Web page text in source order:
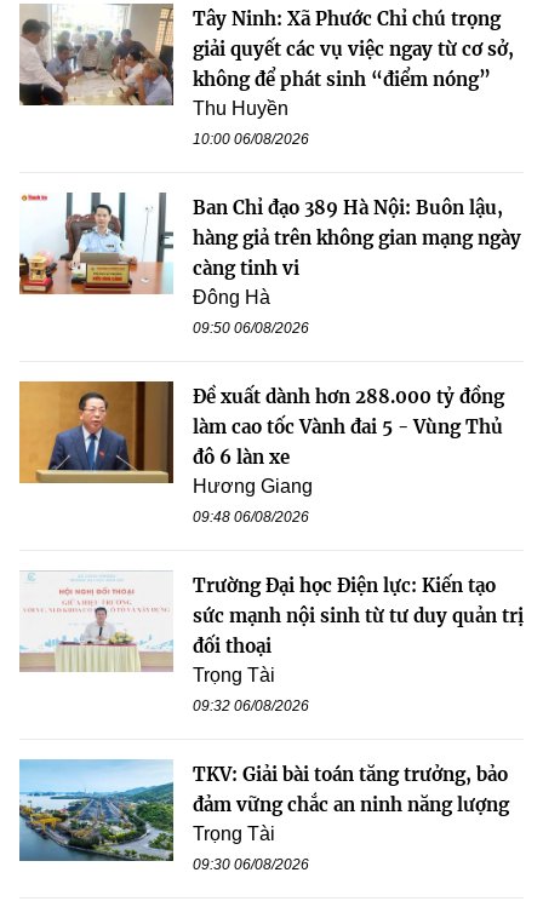
Tây Ninh: Xã Phước Chỉ chú trọng
giải quyết các vụ việc ngay từ cơ sở,
không để phát sinh “điểm nóng”
Thu Huyền
10:00 06/08/2026
Ban Chỉ đạo 389 Hà Nội: Buôn lậu,
hàng giả trên không gian mạng ngày
càng tinh vi
Đông Hà
09:50 06/08/2026
Đề xuất dành hơn 288.000 tỷ đồng
làm cao tốc Vành đai 5 - Vùng Thủ
đô 6 làn xe
Hương Giang
09:48 06/08/2026
Trường Đại học Điện lực: Kiến tạo
sức mạnh nội sinh từ tư duy quản trị
đối thoại
Trọng Tài
09:32 06/08/2026
TKV: Giải bài toán tăng trưởng, bảo
đảm vững chắc an ninh năng lượng
Trọng Tài
09:30 06/08/2026